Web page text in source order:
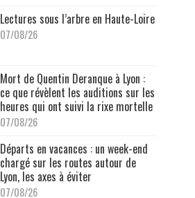
Lectures sous l’arbre en Haute-Loire
07/08/26
Mort de Quentin Deranque à Lyon :
ce que révèlent les auditions sur les
heures qui ont suivi la rixe mortelle
07/08/26
Départs en vacances : un week-end
chargé sur les routes autour de
Lyon, les axes à éviter
07/08/26